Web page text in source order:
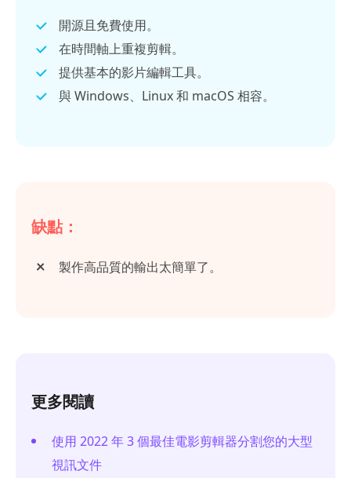
開源且免費使用。
在時間軸上重複剪輯。
提供基本的影片編輯工具。
與 Windows、Linux 和 macOS 相容。
缺點：
製作高品質的輸出太簡單了。
更多閱讀
使用 2022 年 3 個最佳電影剪輯器分割您的大型
視訊文件